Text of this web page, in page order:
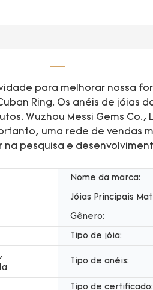
para melhorar nossa
Ring. Os anéis de
Wuzhou Messi Gems
uma rede de vendas
pesquisa e
Nome da marca:
Jóias Principais
Gênero:
Tipo de jóia:
Tipo de anéis:
Tipo de certificado: